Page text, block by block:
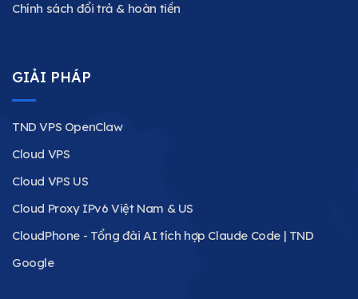
Chính sách đổi trả & hoàn tiền
GIẢI PHÁP
TND VPS OpenClaw
Cloud VPS
Cloud VPS US
Cloud Proxy IPv6 Việt Nam & US
CloudPhone - Tổng đài AI tích hợp Claude Code | TND
Google